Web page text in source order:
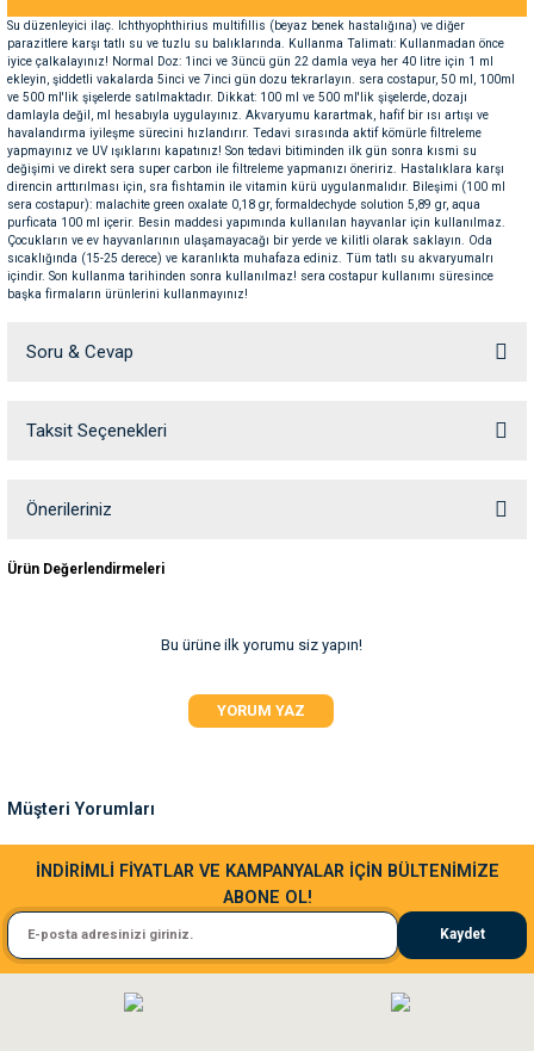
Temizlik
Kemikleri
Seyahat Ürünleri
Su düzenleyici ilaç. Ichthyophthirius multifillis (beyaz benek hastalığına) ve diğer
parazitlere karşı tatlı su ve tuzlu su balıklarında. Kullanma Talimatı: Kullanmadan önce
iyice çalkalayınız! Normal Doz: 1inci ve 3üncü gün 22 damla veya her 40 litre için 1 ml
ekleyin, şiddetli vakalarda 5inci ve 7inci gün dozu tekrarlayın. sera costapur, 50 ml, 100ml
ve 500 ml'lik şişelerde satılmaktadır. Dikkat: 100 ml ve 500 ml'lik şişelerde, dozajı
damlayla değil, ml hesabıyla uygulayınız. Akvaryumu karartmak, hafif bir ısı artışı ve
havalandırma iyileşme sürecini hızlandırır. Tedavi sırasında aktif kömürle filtreleme
yapmayınız ve UV ışıklarını kapatınız! Son tedavi bitiminden ilk gün sonra kısmi su
değişimi ve direkt sera super carbon ile filtreleme yapmanızı öneririz. Hastalıklara karşı
direncin arttırılması için, sra fishtamin ile vitamin kürü uygulanmalıdır. Bileşimi (100 ml
sera costapur): malachite green oxalate 0,18 gr, formaldechyde solution 5,89 gr, aqua
purficata 100 ml içerir. Besin maddesi yapımında kullanılan hayvanlar için kullanılmaz.
Çocukların ve ev hayvanlarının ulaşamayacağı bir yerde ve kilitli olarak saklayın. Oda
sıcaklığında (15-25 derece) ve karanlıkta muhafaza ediniz. Tüm tatlı su akvaryumalrı
içindir. Son kullanma tarihinden sonra kullanılmaz! sera costapur kullanımı süresince
başka firmaların ürünlerini kullanmayınız!
Soru & Cevap
Ürün hakkında henüz soru sorulmamış.
Taksit Seçenekleri
Önerileriniz
yetersiz gördüğünüz noktaları öneri formunu kullanarak tarafımıza
Ürün açıklamasında eksik bilgiler bulunuyor.
Bu ürüne benzer farklı alternatifler olmalı.
Gönder
Ürün Değerlendirmeleri
Bu ürüne ilk yorumu siz yapın!
YORUM YAZ
Müşteri Yorumları
Sa**** Ta******
Kedim taze mamaya bayıldı kargo fimrasın da bir sorun yaşadım ve arkadaşlar
El**** Ek******
Köpeğim bayıldı hediyeler için teşekkürler
İNDİRİMLİ FİYATLAR VE KAMPANYALAR İÇİN BÜLTENİMİZE
ABONE OL!
Kaydet